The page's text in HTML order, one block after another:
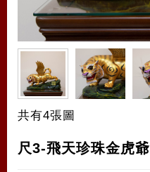
共有4張圖
尺3-飛天珍珠金虎爺